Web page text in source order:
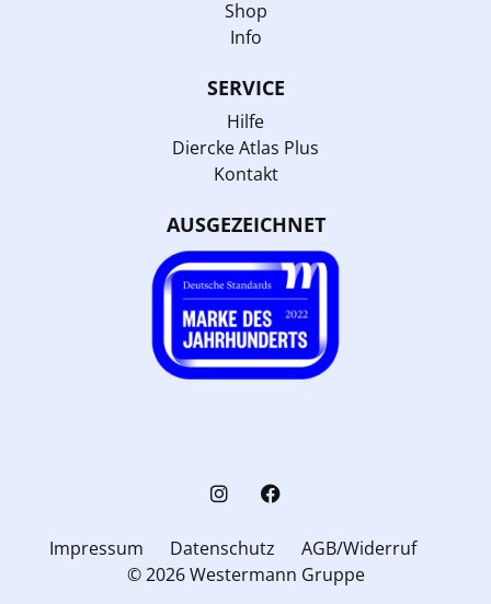
Shop
Info
SERVICE
Hilfe
Diercke Atlas Plus
Kontakt
AUSGEZEICHNET
Impressum Datenschutz
AGB/Widerruf
© 2026 Westermann Gruppe